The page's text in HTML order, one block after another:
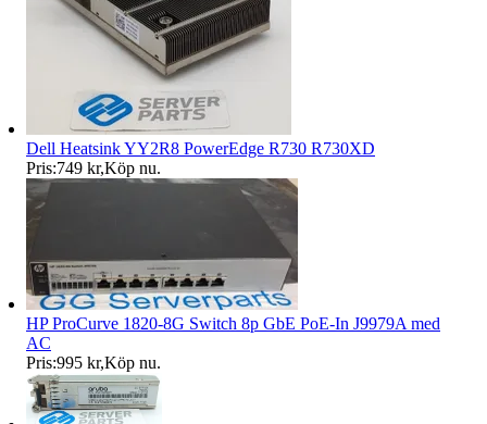
Dell Heatsink YY2R8 PowerEdge R730 R730XD
Pris:749 kr,Köp nu.
HP ProCurve 1820-8G Switch 8p GbE PoE-In J9979A med
AC
Pris:995 kr,Köp nu.